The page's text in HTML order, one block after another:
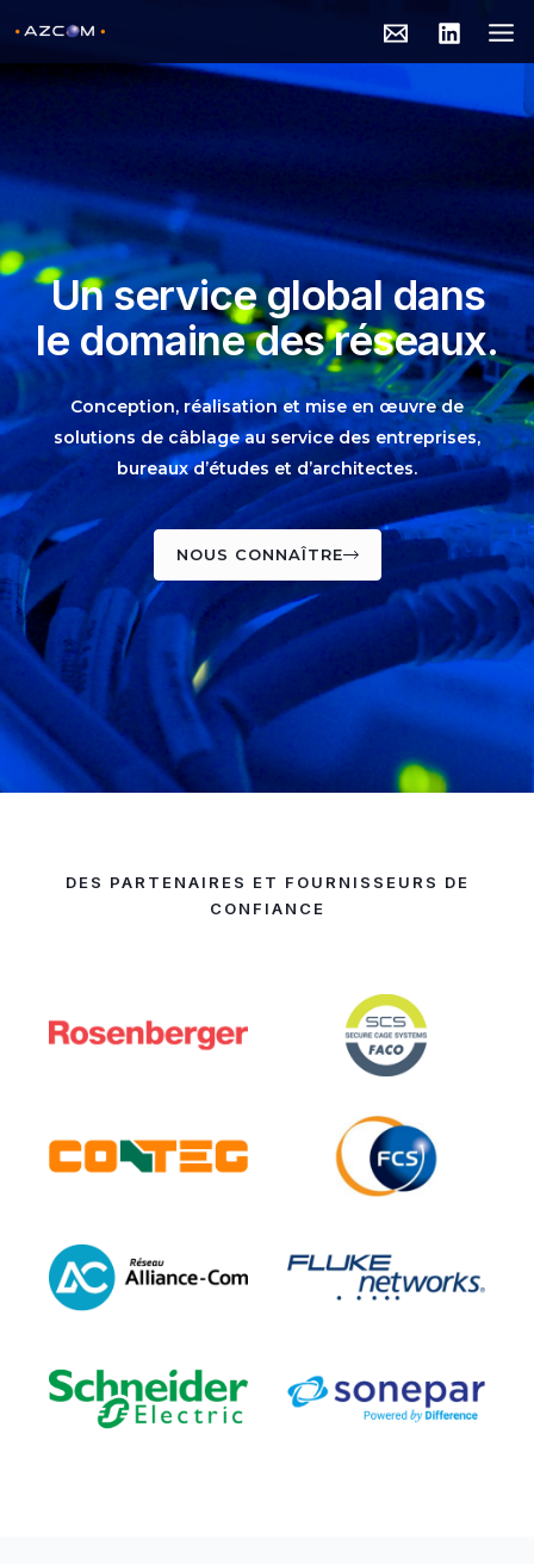
contenu
Un service global dans
le domaine des réseaux.
Conception, réalisation et mise en œuvre de
solutions de câblage au service des entreprises,
bureaux d’études et d’architectes.
NOUS CONNAÎTRE
DES PARTENAIRES ET FOURNISSEURS DE
CONFIANCE